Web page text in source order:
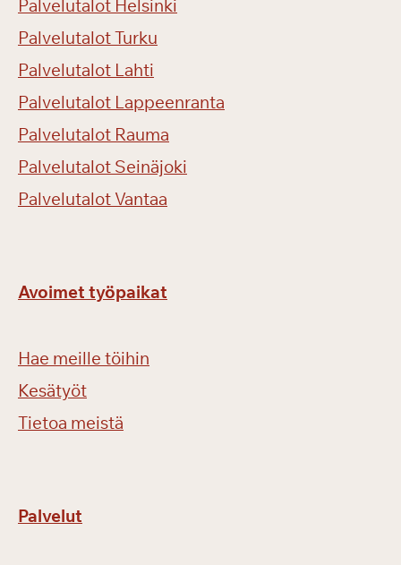
Palvelutalot Helsinki
Palvelutalot Turku
Palvelutalot Lahti
Palvelutalot Lappeenranta
Palvelutalot Rauma
Palvelutalot Seinäjoki
Palvelutalot Vantaa
Avoimet työpaikat
Hae meille töihin
Kesätyöt
Tietoa meistä
Palvelut